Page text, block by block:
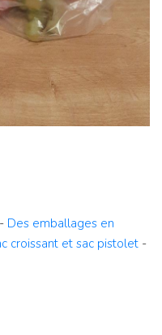
- Des emballages en
croissant et sac pistolet -